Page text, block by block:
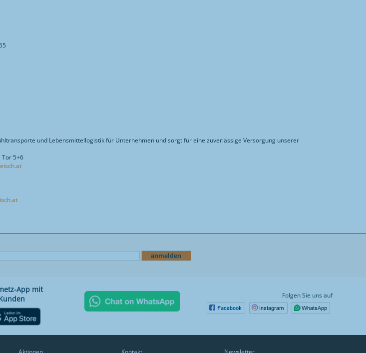
und Lebensmittellogistik für Unternehmen und sorgt für eine zuverlässige Versorgung unserer
5+6
App mit
Folgen Sie uns auf